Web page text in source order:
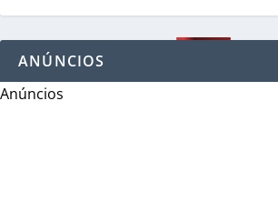
ANÚNCIOS
Anúncios